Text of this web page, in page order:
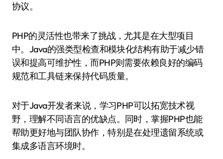
协议。
PHP的灵活性也带来了挑战，尤其是在大型项目
中。Java的强类型检查和模块化结构有助于减少错
误和提高可维护性，而PHP则需要依赖良好的编码
规范和工具链来保持代码质量。
对于Java开发者来说，学习PHP可以拓宽技术视
野，理解不同语言的优缺点。同时，掌握PHP也能
帮助更好地与团队协作，特别是在处理遗留系统或
集成多语言环境时。